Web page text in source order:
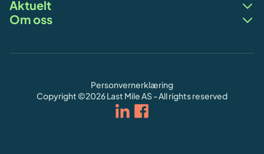
Aktuelt
Om oss
Personvernerklæring
Copyright ©2026Last Mile AS - All rights reserved